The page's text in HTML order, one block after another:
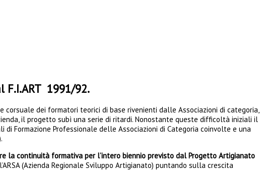
1991/92.
dei formatori teorici di base rivenienti dalle Associazioni di categoria,
il progetto subì una serie di ritardi. Nonostante queste difficoltà iniziali il
Formazione Professionale delle Associazioni di Categoria coinvolte e una
la continuità formativa per l’intero biennio previsto dal Progetto Artigianato
(Azienda Regionale Sviluppo Artigianato) puntando sulla crescita